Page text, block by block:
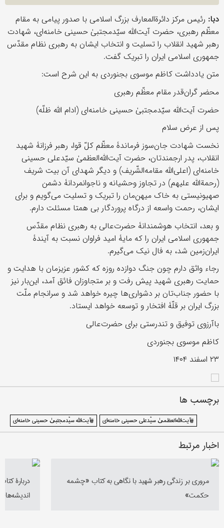
دبا: رئیس مرکز دائرة‌المعارف بزرگ اسلامی‌ با صدور پیامی به مقام
معظّم رهبری، حضرت آیت‌الله سیّدمجتبیٰ حسینی خامنه‌ای، شهادت
رهبر شهید انقلاب را تسلیت و انتخاب ایشان به رهبری نظام مقدّس
جمهوری اسلامی ایران را تبریک گفت.
متن یادداشت کاظم موسوی بجنوردی به این شرح است:
محضر گران‌قدر مقام معظّم رهبری
حضرت آیت‌الله سیّدمجتبیٰ حسینی خامنه‌ای (ادام الله ظلّه)
پس از عرض سلام
نخست شهادت جان‌‌سوز فرماندۀ معظّم کلّ قوا، رهبر فرزانۀ شهید
انقلاب، پدر ارجمندتان، حضرت آیت‌الله‌العظمیٰ سیّدعلی حسینی
خامنه‌ای (اعلی‌الله مقامه‌الشّریف) و دیگر شهدای آن بیت شریف
(رحمة‌الله علیهم) در تجاوز وحشیانه و ناجوانمردانۀ دشمن
صهیونیستی به خاک میهن‌مان را تبریک و تسلیت می‌گویم و برای
ایشان، رحمت واسعه از درگاه پروردگار بی همتا مسئلت دارم.
و بعد، انتخاب هوشمندانۀ حضرت‌عالی به رهبری نظام مقدّس
جمهوری اسلامی ایران را که مایۀ امید فراوان نسبت به آیندۀ
ایران‌زمین شد، به فال نیک می‌گیرم.
رجاء واثق دارم چون جنگ دوازده روزه که کشور عزیزمان با هدایت و
حمایت رهبری شهید پیش رفت و بر متجاوزان فائق آمد، این‌بار نیز
با حضور جناب‌تان بر دشواری‌ها چیره خواهد شد و سرانجام ملّت
بزرگ ایران بر قلّۀ افتخار و توسعه خواهد ایستاد.
باآرزوی توفیق و تندرستی برای حضرت‌عالی
کاظم موسوی بجنوردی
٢٣ اسفند ١۴٠۴
برچسب ها
#آیت‌الله‌العظمیٰ سیّدعلی حسینی خامنه‌ای #آیت‌الله سیّدمجتبیٰ حسینی خامنه‌ای
اخبار مرتبط
مروری بر زندگی رهبر شهید با نگاهی به کتاب «چشمه
حکمت»
دربارۀ